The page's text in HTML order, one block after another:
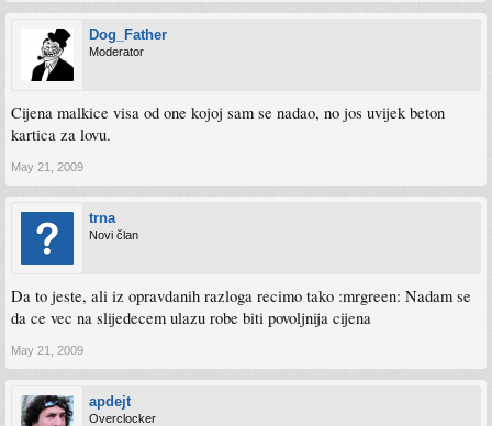
Dog_Father
Moderator
Cijena malkice visa od one kojoj sam se nadao, no jos uvijek beton
kartica za lovu.
May 21, 2009
trna
Novi član
Da to jeste, ali iz opravdanih razloga recimo tako :mrgreen: Nadam se
da ce vec na slijedecem ulazu robe biti povoljnija cijena
May 21, 2009
apdejt
Overclocker